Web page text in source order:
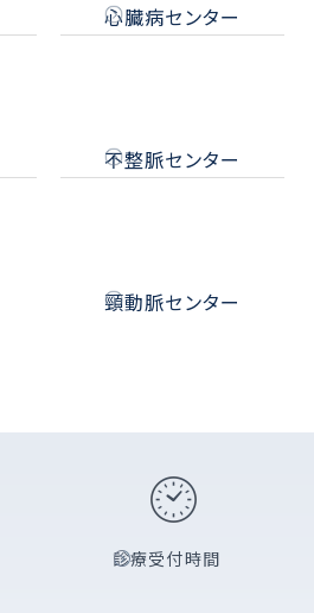
心臓病センター
不整脈センター
頸動脈センター
診療受付時間